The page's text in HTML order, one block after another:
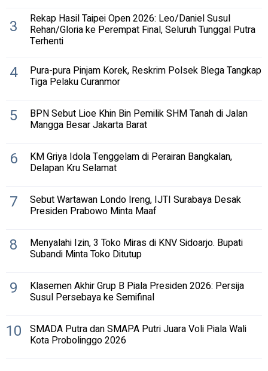
3 Rekap Hasil Taipei Open 2026: Leo/Daniel Susul
Rehan/Gloria ke Perempat Final, Seluruh Tunggal Putra
Terhenti
4 Pura-pura Pinjam Korek, Reskrim Polsek Blega Tangkap
Tiga Pelaku Curanmor
5 BPN Sebut Lioe Khin Bin Pemilik SHM Tanah di Jalan
Mangga Besar Jakarta Barat
6 KM Griya Idola Tenggelam di Perairan Bangkalan,
Delapan Kru Selamat
7 Sebut Wartawan Londo Ireng, IJTI Surabaya Desak
Presiden Prabowo Minta Maaf
8 Menyalahi Izin, 3 Toko Miras di KNV Sidoarjo. Bupati
Subandi Minta Toko Ditutup
9 Klasemen Akhir Grup B Piala Presiden 2026: Persija
Susul Persebaya ke Semifinal
10 SMADA Putra dan SMAPA Putri Juara Voli Piala Wali
Kota Probolinggo 2026